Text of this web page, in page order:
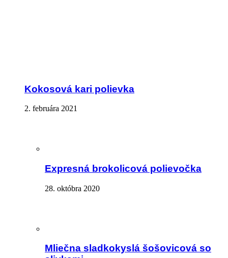
Kokosová kari polievka
2. februára 2021
Expresná brokolicová polievočka
28. októbra 2020
Mliečna sladkokyslá šošovicová so